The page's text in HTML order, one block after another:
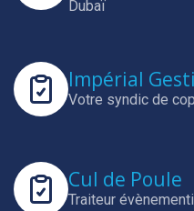
Dubaï
Impérial
Votre syndic de
Cul de Poule
Traiteur